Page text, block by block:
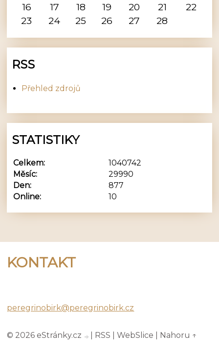
16
17 18 19 20 21
22
23
24 25 26 27 28
RSS
Přehled zdrojů
STATISTIKY
Online: 10
Celkem:
1040742
Měsíc:
29990
Den:
877
KONTAKT
peregrinobirk@peregrinobirk.cz
© 2026 eStránky.cz RSS |WebSlice Nahoru ↑